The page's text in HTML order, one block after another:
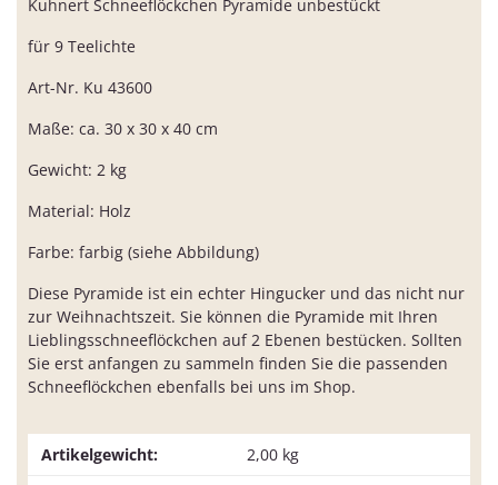
Kuhnert Schneeflöckchen Pyramide unbestückt
für 9 Teelichte
Art-Nr. Ku 43600
Maße: ca. 30 x 30 x 40 cm
Gewicht: 2 kg
Material: Holz
Farbe: farbig (siehe Abbildung)
Diese Pyramide ist ein echter Hingucker und das nicht nur
zur Weihnachtszeit. Sie können die Pyramide mit Ihren
Lieblingsschneeflöckchen auf 2 Ebenen bestücken. Sollten
Sie erst anfangen zu sammeln finden Sie die passenden
Schneeflöckchen ebenfalls bei uns im Shop.
Artikelgewicht: 2,00 kg